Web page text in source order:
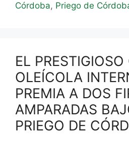
Córdoba, Priego de
EL
OLEÍCOLA
PREMIA A DOS
AMPARADAS
PRIEGO DE